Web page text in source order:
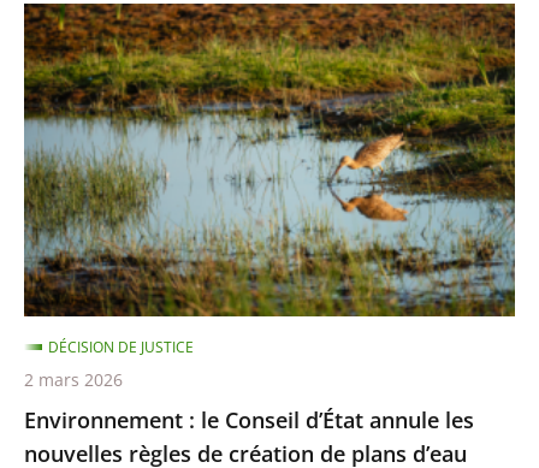
après
avant
Environnement
:
le
Conseil
d’État
annule
les
nouvelles
règles
de
création
de
plans
d’eau
Environnement : le Conseil d’État annule les
nouvelles règles de création de plans d’eau
DÉCISION DE JUSTICE
2 mars 2026